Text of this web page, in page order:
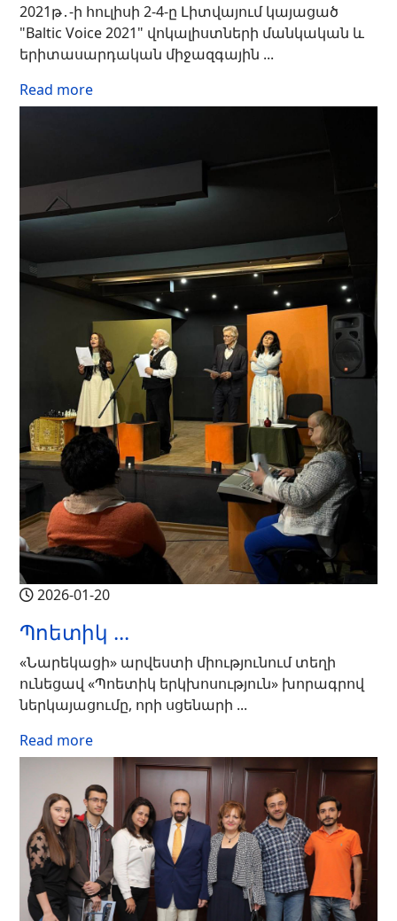
2021թ․-ի հուլիսի 2-4-ը Լիտվայում կայացած
"Baltic Voice 2021" վոկալիստների մանկական և
երիտասարդական միջազգային ...
Read more
2026-01-20
Պոետիկ ...
«Նարեկացի» արվեստի միությունում տեղի
ունեցավ «Պոետիկ երկխոսություն» խորագրով
ներկայացումը, որի սցենարի ...
Read more